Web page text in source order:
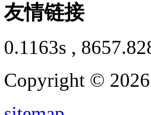
友情链接
0.1163s ,
Copyright ©